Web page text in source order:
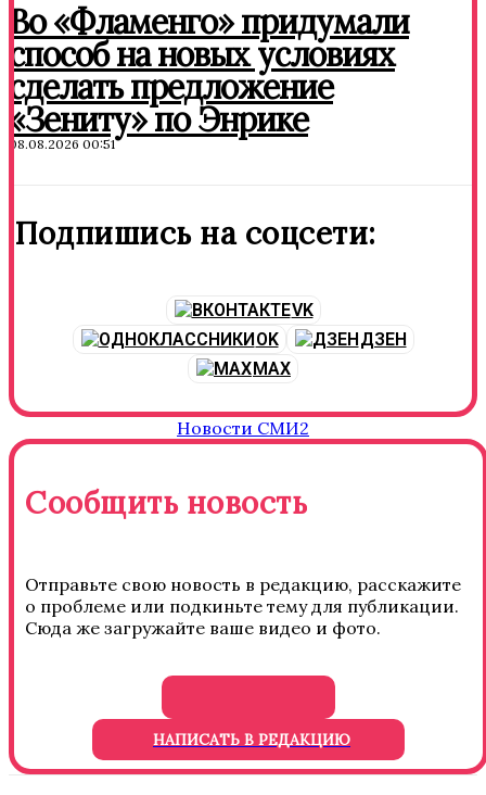
Во «Фламенго» придумали
способ на новых условиях
сделать предложение
«Зениту» по Энрике
08.08.2026 00:51
Подпишись на соцсети:
VK
OK
ДЗЕН
MAX
Новости СМИ2
Сообщить новость
Отправьте свою новость в редакцию, расскажите
о проблеме или подкиньте тему для публикации.
Сюда же загружайте ваше видео и фото.
НАПИСАТЬ В РЕДАКЦИЮ